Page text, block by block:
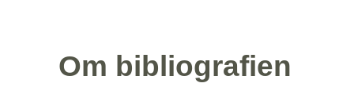
Om bibliografien